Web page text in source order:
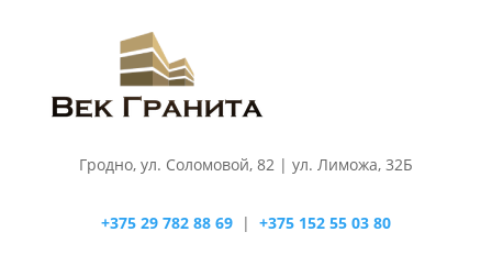
Гродно, ул. Соломовой, 82 | ул. Лиможа, 32Б
+375 29 782 88 69| +375 152 55 03 80